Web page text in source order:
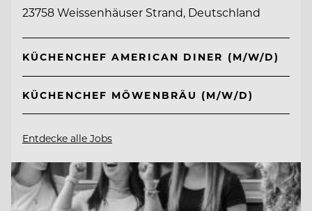
23758 Weissenhäuser Strand, Deutschland
KÜCHENCHEF AMERICAN DINER (M/W/D)
KÜCHENCHEF MÖWENBRÄU (M/W/D)
Entdecke alle Jobs